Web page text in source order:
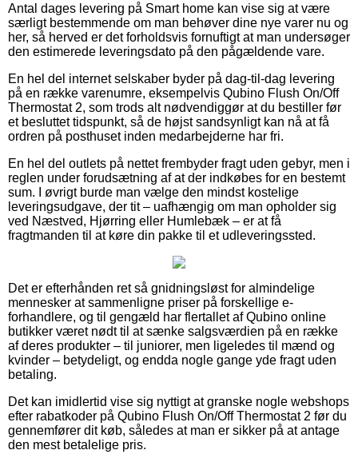
Antal dages levering på Smart home kan vise sig at være
særligt bestemmende om man behøver dine nye varer nu og
her, så herved er det forholdsvis fornuftigt at man undersøger
den estimerede leveringsdato på den pågældende vare.
En hel del internet selskaber byder på dag-til-dag levering
på en række varenumre, eksempelvis Qubino Flush On/Off
Thermostat 2, som trods alt nødvendiggør at du bestiller før
et besluttet tidspunkt, så de højst sandsynligt kan nå at få
ordren på posthuset inden medarbejderne har fri.
En hel del outlets på nettet frembyder fragt uden gebyr, men i
reglen under forudsætning af at der indkøbes for en bestemt
sum. I øvrigt burde man vælge den mindst kostelige
leveringsudgave, der tit – uafhængig om man opholder sig
ved Næstved, Hjørring eller Humlebæk – er at få
fragtmanden til at køre din pakke til et udleveringssted.
Det er efterhånden ret så gnidningsløst for almindelige
mennesker at sammenligne priser på forskellige e-
forhandlere, og til gengæld har flertallet af Qubino online
butikker været nødt til at sænke salgsværdien på en række
af deres produkter – til juniorer, men ligeledes til mænd og
kvinder – betydeligt, og endda nogle gange yde fragt uden
betaling.
Det kan imidlertid vise sig nyttigt at granske nogle webshops
efter rabatkoder på Qubino Flush On/Off Thermostat 2 før du
gennemfører dit køb, således at man er sikker på at antage
den mest betalelige pris.